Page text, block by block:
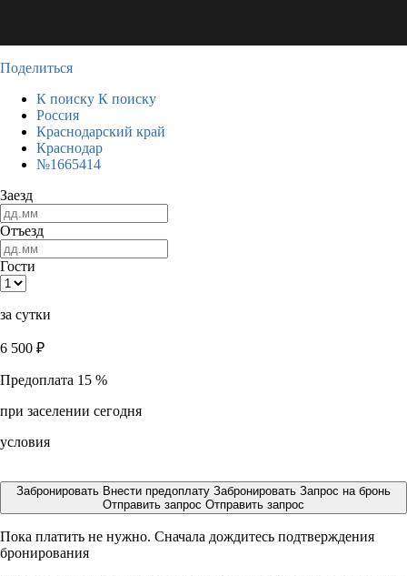
Поделиться
К поиску К поиску
Россия
Краснодарский край
Краснодар
№1665414
Заезд
Отъезд
Гости
за сутки
6 500 ₽
Предоплата 15 %
при заселении сегодня
условия
Забронировать Внести предоплату Забронировать Запрос на бронь
Отправить запрос Отправить запрос
Пока платить не нужно. Сначала дождитесь подтверждения
бронирования